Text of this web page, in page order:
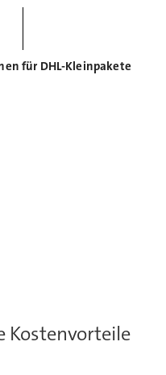
für DHL-Kleinpakete
Kostenvorteile